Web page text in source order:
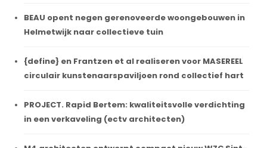
BEAU opent negen gerenoveerde woongebouwen in
Helmetwijk naar collectieve tuin
{define} en Frantzen et al realiseren voor MASEREEL
circulair kunstenaarspaviljoen rond collectief hart
PROJECT. Rapid Bertem: kwaliteitsvolle verdichting
in een verkaveling (ectv architecten)